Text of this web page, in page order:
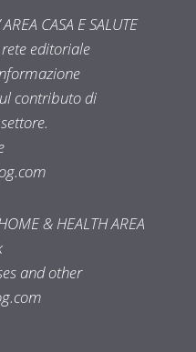
CASA E SALUTE
editoriale
contributo di
& HEALTH AREA
and other